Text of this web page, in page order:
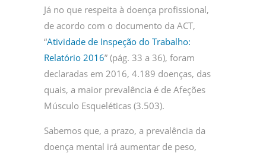
Já no que respeita à doença profissional,
de acordo com o documento da ACT,
“Atividade de Inspeção do Trabalho:
Relatório 2016” (pág. 33 a 36), foram
declaradas em 2016, 4.189 doenças, das
quais, a maior prevalência é de Afeções
Músculo Esqueléticas (3.503).
Sabemos que, a prazo, a prevalência da
doença mental irá aumentar de peso,